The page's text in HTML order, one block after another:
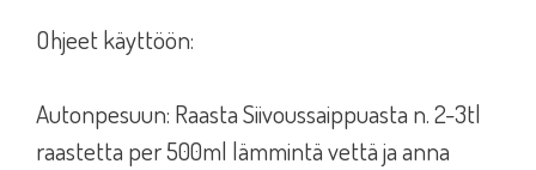
Ohjeet käyttöön:
Autonpesuun: Raasta Siivoussaippuasta n. 2-3tl
raastetta per 500ml lämmintä vettä ja anna